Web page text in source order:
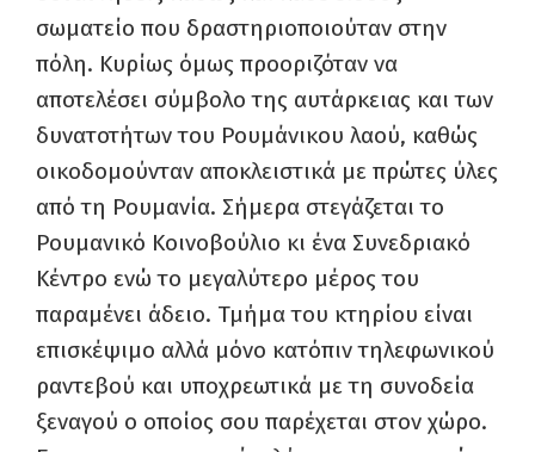
σωματείο που δραστηριοποιούταν στην
πόλη. Κυρίως όμως προοριζόταν να
αποτελέσει σύμβολο της αυτάρκειας και των
δυνατοτήτων του Ρουμάνικου λαού, καθώς
οικοδομούνταν αποκλειστικά με πρώτες ύλες
από τη Ρουμανία. Σήμερα στεγάζεται το
Ρουμανικό Κοινοβούλιο κι ένα Συνεδριακό
Κέντρο ενώ το μεγαλύτερο μέρος του
παραμένει άδειο. Τμήμα του κτηρίου είναι
επισκέψιμο αλλά μόνο κατόπιν τηλεφωνικού
ραντεβού και υποχρεωτικά με τη συνοδεία
ξεναγού ο οποίος σου παρέχεται στον χώρο.